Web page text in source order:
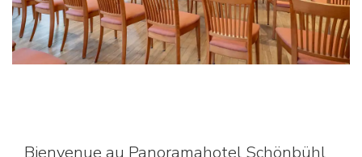
Bienvenue au Panoramahotel Schönbühl